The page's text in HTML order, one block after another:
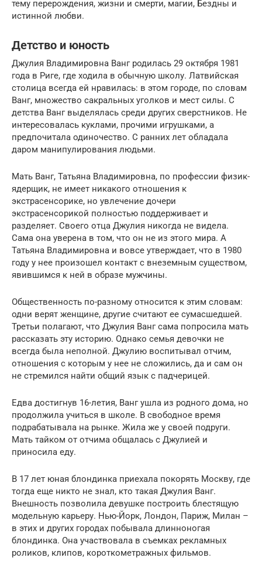
тему перерождения, жизни и смерти, магии, Бездны и
истинной любви.
Детство и юность
Джулия Владимировна Ванг родилась 29 октября 1981
года в Риге, где ходила в обычную школу. Латвийская
столица всегда ей нравилась: в этом городе, по словам
Ванг, множество сакральных уголков и мест силы. С
детства Ванг выделялась среди других сверстников. Не
интересовалась куклами, прочими игрушками, а
предпочитала одиночество. С ранних лет обладала
даром манипулирования людьми.
Мать Ванг, Татьяна Владимировна, по профессии физик-
ядерщик, не имеет никакого отношения к
экстрасенсорике, но увлечение дочери
экстрасенсорикой полностью поддерживает и
разделяет. Своего отца Джулия никогда не видела.
Сама она уверена в том, что он не из этого мира. А
Татьяна Владимировна и вовсе утверждает, что в 1980
году у нее произошел контакт с внеземным существом,
явившимся к ней в образе мужчины.
Общественность по-разному относится к этим словам:
одни верят женщине, другие считают ее сумасшедшей.
Третьи полагают, что Джулия Ванг сама попросила мать
рассказать эту историю. Однако семья девочки не
всегда была неполной. Джулию воспитывал отчим,
отношения с которым у нее не сложились, да и сам он
не стремился найти общий язык с падчерицей.
Едва достигнув 16-летия, Ванг ушла из родного дома, но
продолжила учиться в школе. В свободное время
подрабатывала на рынке. Жила же у своей подруги.
Мать тайком от отчима общалась с Джулией и
приносила еду.
В 17 лет юная блондинка приехала покорять Москву, где
тогда еще никто не знал, кто такая Джулия Ванг.
Внешность позволила девушке построить блестящую
модельную карьеру. Нью-Йорк, Лондон, Париж, Милан –
в этих и других городах побывала длинноногая
блондинка. Она участвовала в съемках рекламных
роликов, клипов, короткометражных фильмов.